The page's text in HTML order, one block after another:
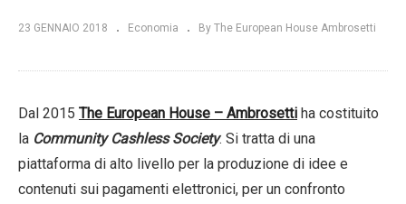
23 GENNAIO 2018 Economia By The European House Ambrosetti
Dal 2015 The European House – Ambrosetti ha costituito
la Community Cashless Society. Si tratta di una
piattaforma di alto livello per la produzione di idee e
contenuti sui pagamenti elettronici, per un confronto